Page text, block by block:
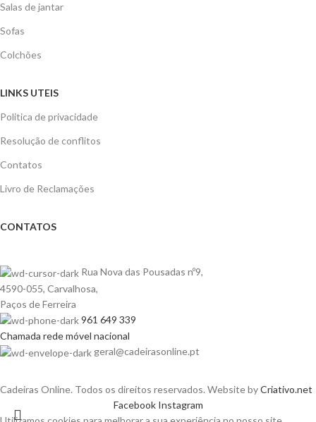
Salas de jantar
Sofas
Colchões
LINKS UTEIS
Politica de privacidade
Resolução de conflitos
Contatos
Livro de Reclamações
CONTATOS
Rua Nova das Pousadas nº9,
4590-055, Carvalhosa,
Paços de Ferreira
961 649 339
Chamada rede móvel nacional
geral@cadeirasonline.pt
Cadeiras Online. Todos os direitos reservados. Website byCriativo.net
Facebook Instagram